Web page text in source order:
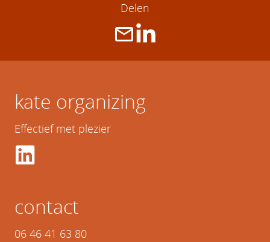
Delen
kate organizing
Effectief met plezier
contact
06 46 41 63 80